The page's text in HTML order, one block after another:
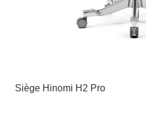
Siège Hinomi H2 Pro